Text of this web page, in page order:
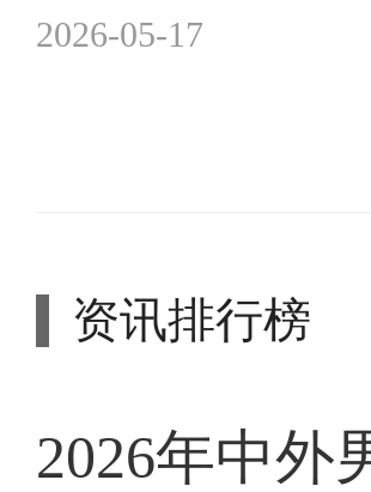
2026-05-17
资讯排行榜
2026年中外